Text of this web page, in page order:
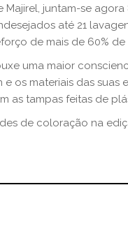
juntam-se
até 21
de mais de 60%
uma maior
e os materiais das suas
as tampas feitas de
de coloração na